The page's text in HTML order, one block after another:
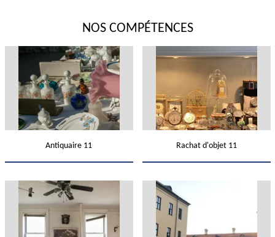
NOS COMPÉTENCES
Antiquaire 11 Rachat d'objet 11